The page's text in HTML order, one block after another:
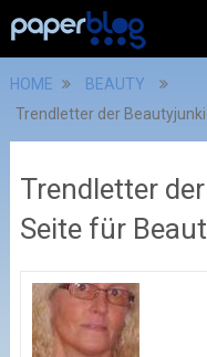
HOME
BEAUTY
Trendletter der
Trendletter
Seite für